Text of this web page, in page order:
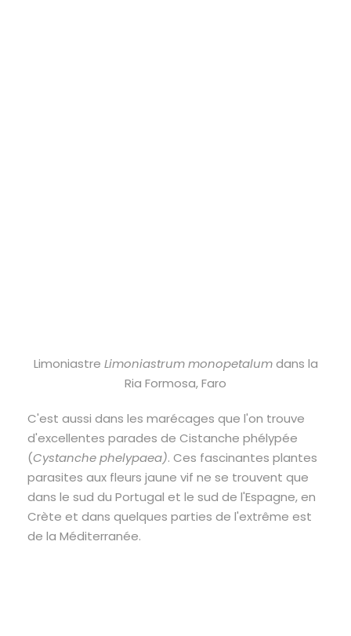
Limoniastre Limoniastrum monopetalumdans la
Ria Formosa, Faro
C'est aussi dans les marécages que l'on trouve
d'excellentes parades de Cistanche phélypée
(Cystanche phelypaea). Ces fascinantes plantes
parasites aux fleurs jaune vif ne se trouvent que
dans le sud du Portugal et le sud de l'Espagne, en
Crète et dans quelques parties de l'extrême est
de la Méditerranée.